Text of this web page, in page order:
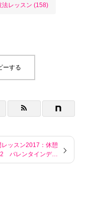
法レッスン (158)
ーする
レッスン2017：休憩
2 バレンタインデー
問答